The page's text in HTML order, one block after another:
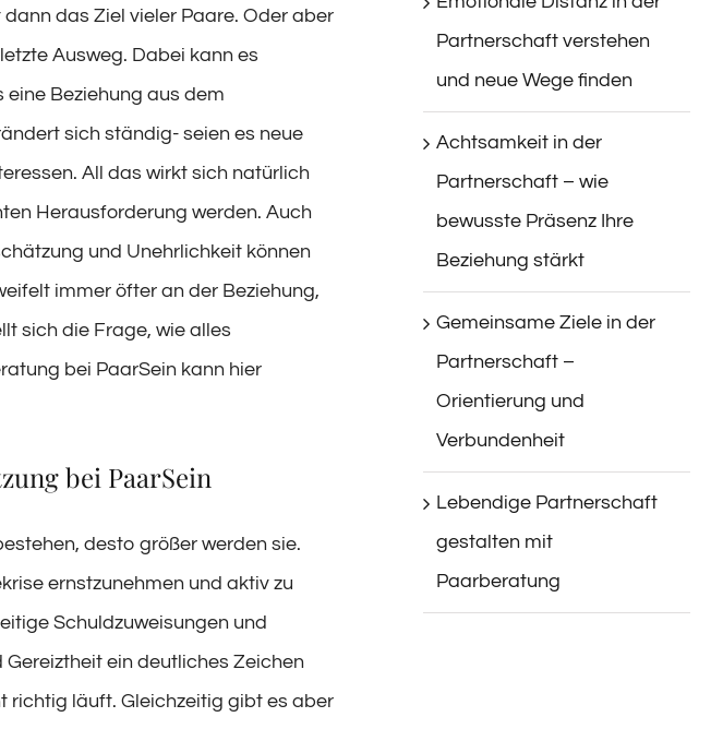
das Ziel vieler Paare. Oder aber
Ausweg. Dabei kann es
Beziehung aus dem
sich ständig- seien es neue
All das wirkt sich natürlich
Herausforderung werden. Auch
und Unehrlichkeit können
immer öfter an der Beziehung,
sich die Frage, wie alles
bei PaarSein kann hier
bei PaarSein
desto größer werden sie.
ernstzunehmen und aktiv zu
Schuldzuweisungen und
ein deutliches Zeichen
richtig läuft. Gleichzeitig gibt es aber
Partnerschaft verstehen
und neue Wege finden
Achtsamkeit in der
Partnerschaft – wie
bewusste Präsenz Ihre
Beziehung stärkt
Gemeinsame Ziele in der
Partnerschaft –
Orientierung und
Verbundenheit
Lebendige Partnerschaft
gestalten mit
Paarberatung